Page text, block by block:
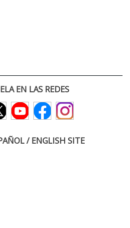
EN LAS REDES
/ ENGLISH SITE